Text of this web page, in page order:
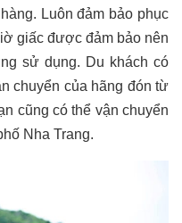
Luôn đảm bảo phục
giấc được đảm bảo nên
sử dụng. Du khách có
chuyển của hãng đón từ
cũng có thể vận chuyển
Nha Trang.